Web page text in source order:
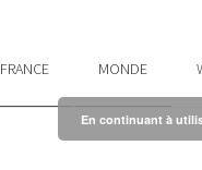
FRANCE MONDE
En continuant à